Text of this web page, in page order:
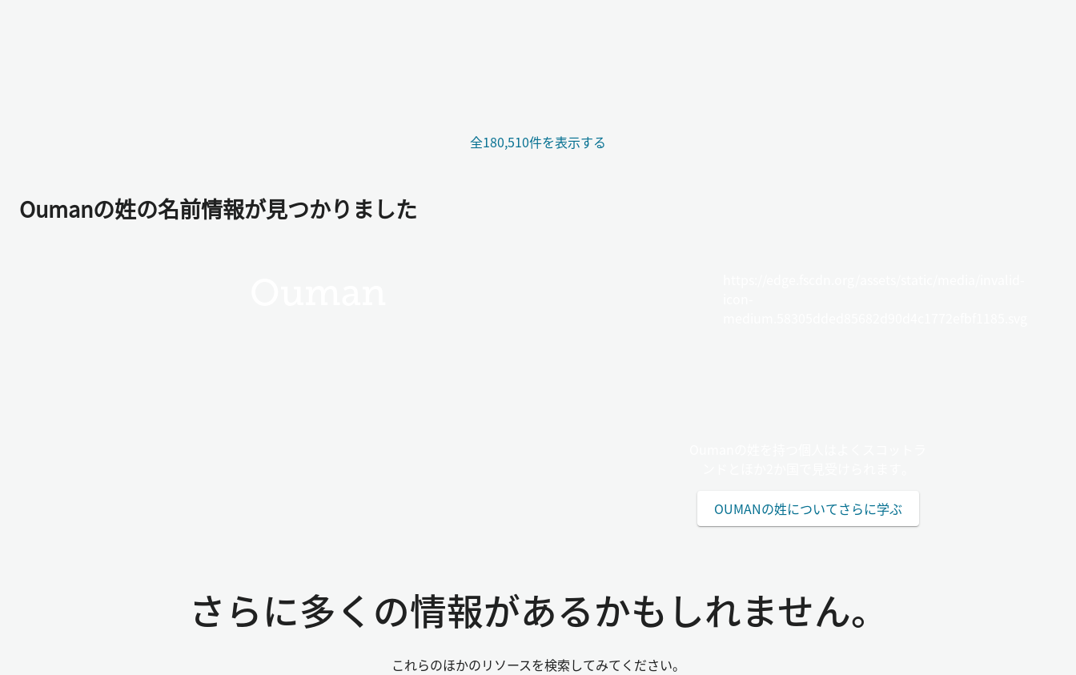
全180,510件を表示する
Oumanの姓の名前情報が見つかりました
OUMANの姓についてさらに学ぶ
さらに多くの情報があるかもしれません。
これらのほかのリソースを検索してみてください。